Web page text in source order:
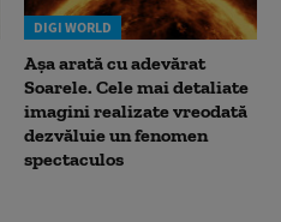
DIGI WORLD
Așa arată cu adevărat
Soarele. Cele mai detaliate
imagini realizate vreodată
dezvăluie un fenomen
spectaculos